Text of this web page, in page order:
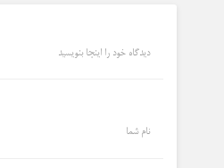
دیدگاه خود را اینجا بنویسید
نام شما